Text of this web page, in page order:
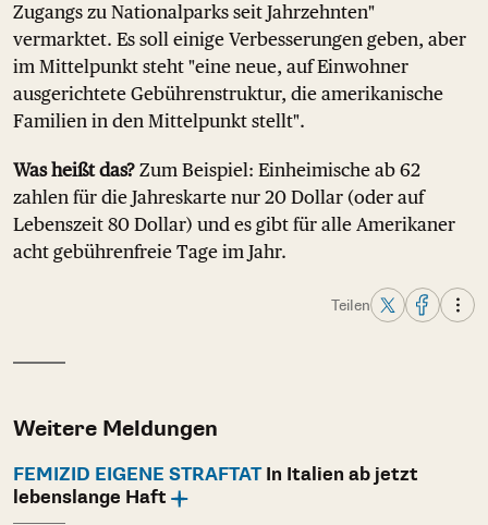
Zugangs zu Nationalparks seit Jahrzehnten"
vermarktet. Es soll einige Verbesserungen geben, aber
im Mittelpunkt steht "eine neue, auf Einwohner
ausgerichtete Gebührenstruktur, die amerikanische
Familien in den Mittelpunkt stellt".
Was heißt das? Zum Beispiel: Einheimische ab 62
zahlen für die Jahreskarte nur 20 Dollar (oder auf
Lebenszeit 80 Dollar) und es gibt für alle Amerikaner
acht gebührenfreie Tage im Jahr.
Teilen
Weitere Meldungen
FEMIZID EIGENE STRAFTATIn Italien ab jetzt
lebenslange Haft